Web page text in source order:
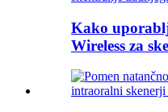
Kako
Wireless za